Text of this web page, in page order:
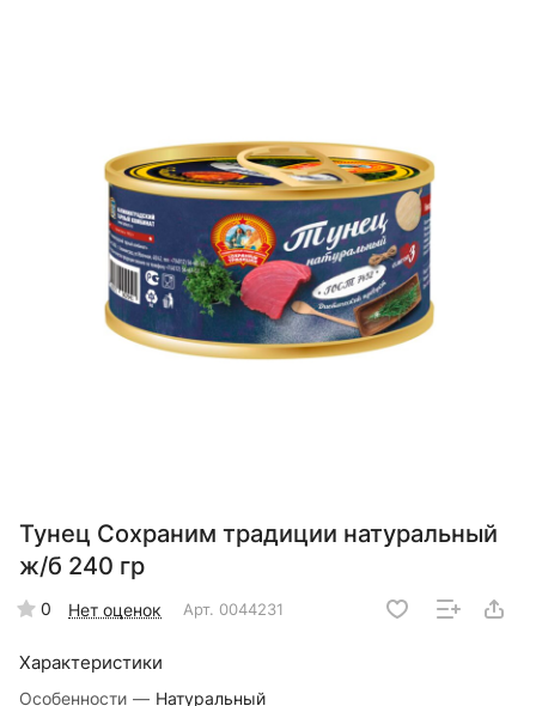
Тунец Сохраним традиции натуральный
ж/б 240 гр
0 Нет оценок Арт. 0044231
Характеристики
Особенности — Натуральный